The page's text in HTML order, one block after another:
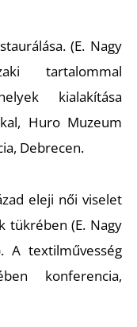
(E. Nagy
tartalommal
kialakítása
Huro Muzeum
Debrecen.
eleji női viselet
tükrében(E. Nagy
.A textilművesség
konferencia,